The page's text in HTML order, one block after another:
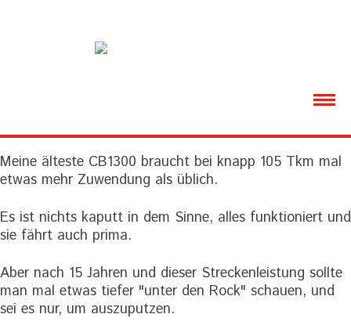
ÜBER MICH
MOTORRÄDER
VIDEOS
DOWNLOADS
Meine älteste CB1300 braucht bei knapp 105 Tkm mal
etwas mehr Zuwendung als üblich.
Es ist nichts kaputt in dem Sinne, alles funktioniert und
sie fährt auch prima.
Aber nach 15 Jahren und dieser Streckenleistung sollte
man mal etwas tiefer "unter den Rock" schauen, und
sei es nur, um auszuputzen.